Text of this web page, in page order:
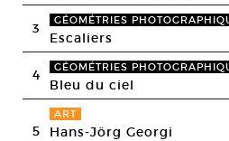
3 GÉOMÉTRIES
Escaliers
4 GÉOMÉTRIES
Bleu du ciel
5
ART
Hans-Jörg Georgi